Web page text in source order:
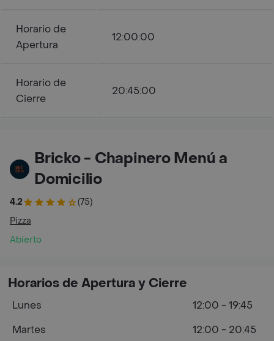
Horario de
Apertura
12:00:00
Horario de
Cierre
20:45:00
Bricko - Chapinero Menú a
Domicilio
4.2
(75)
Pizza
Abierto
Horarios de Apertura y Cierre
Lunes
12:00 - 19:45
Martes
12:00 - 20:45